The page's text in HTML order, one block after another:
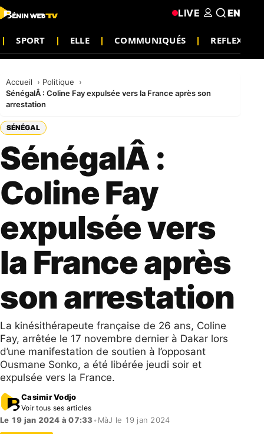
SPORT ELLE COMMUNIQUÉS REFLEXION
LIVE EN
Accueil
Politique
SénégalÂ : Coline Fay expulsée vers la France après son
arrestation
SÉNÉGAL
SénégalÂ :
Coline Fay
expulsée vers
la France après
son arrestation
La kinésithérapeute française de 26 ans, Coline
Fay, arrêtée le 17 novembre dernier à Dakar lors
d’une manifestation de soutien à l’opposant
Ousmane Sonko, a été libérée jeudi soir et
expulsée vers la France.
Casimir Vodjo
Voir tous ses articles
Le 19 jan 2024 à 07:33• MàJ le 19 jan 2024